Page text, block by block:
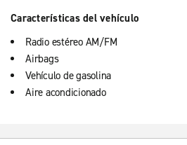
Características del vehículo
Radio estéreo AM/FM
Airbags
Vehículo de gasolina
Aire acondicionado